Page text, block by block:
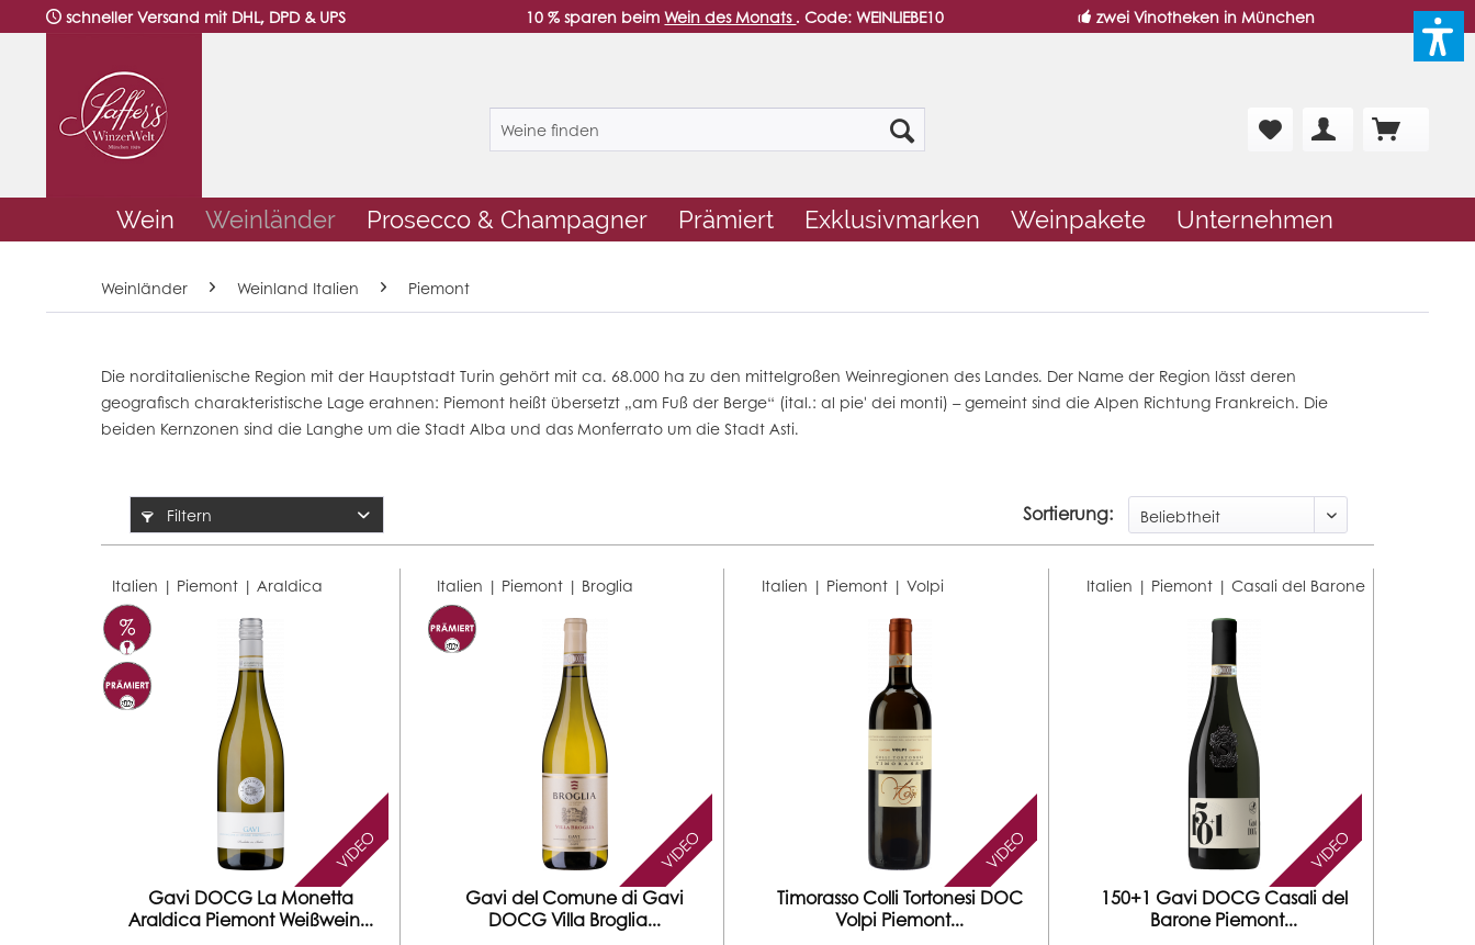
schneller Versand mit DHL, DPD & UPS 10 % sparen beimWein des Monats . Code: WEINLIEBE10 zwei Vinotheken in München
Wein Weinländer Prosecco & Champagner Prämiert Exklusivmarken Weinpakete Unternehmen
Weinländer Weinland Italien Piemont
Die norditalienische Region mit der Hauptstadt Turin gehört mit ca. 68.000 ha zu den mittelgroßen Weinregionen des Landes. Der Name der Region lässt deren
geografisch charakteristische Lage erahnen: Piemont heißt übersetzt „am Fuß der Berge“ (ital.: al pie' dei monti) – gemeint sind die Alpen Richtung Frankreich. Die
beiden Kernzonen sind die Langhe um die Stadt Alba und das Monferrato um die Stadt Asti.
Filtern Sortierung:
Italien | Piemont |Araldica
VIDEO
Gavi DOCG La Monetta
Araldica Piemont Weißwein...
Italien | Piemont | Broglia
VIDEO
Gavi del Comune di Gavi
DOCG Villa Broglia...
Italien | Piemont |Volpi
VIDEO
Timorasso Colli Tortonesi DOC
Volpi Piemont...
Italien | Piemont | Casali del Barone
VIDEO
150+1 Gavi DOCG Casali del
Barone Piemont...